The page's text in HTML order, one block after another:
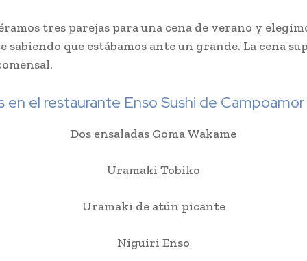
tres parejas para una cena de verano y
sabiendo que estábamos ante un grande. La cena
en el restaurante Enso Sushi de Campoamor
Dos ensaladas Goma Wakame
Uramaki Tobiko
Uramaki de atún picante
Niguiri Enso